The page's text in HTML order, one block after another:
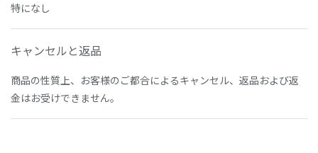
特になし
キャンセルと返品
商品の性質上、お客様のご都合によるキャンセル、返品および返
金はお受けできません。